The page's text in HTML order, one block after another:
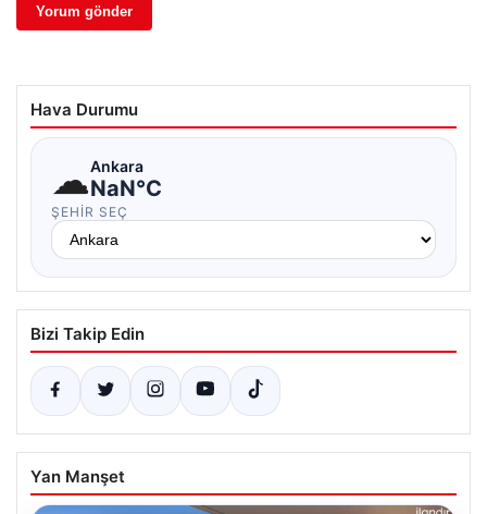
Hava Durumu
☁Ankara
NaN°C
ŞEHIR SEÇ
Bizi Takip Edin
Yan Manşet